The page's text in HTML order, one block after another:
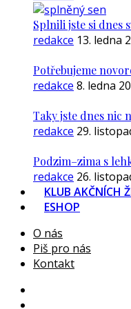
Splnili jste si dnes
redakce 13. ledna
Potřebujeme
redakce 8. ledna
Taky jste dnes nic
redakce 29.
Podzim–zima s
redakce 26.
KLUB AKČNÍCH
ESHOP
O nás
Piš pro nás
Kontakt